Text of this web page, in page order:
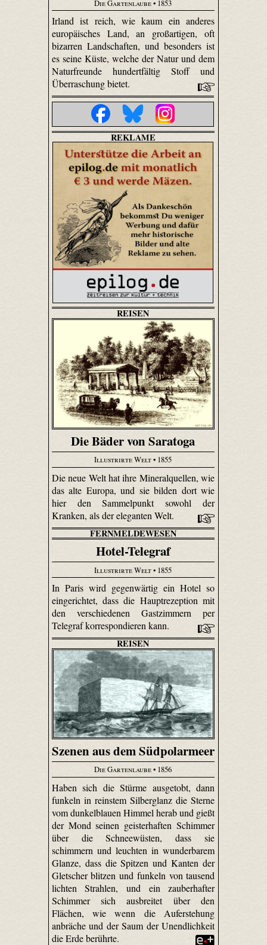
Die Gartenlaube• 1853
Irland ist reich, wie kaum ein anderes
europäisches Land, an großartigen, oft
bizarren Landschaften, und besonders ist
es seine Küste, welche der Natur und dem
Naturfreunde hundertfältig Stoff und
Überraschung bietet.
REKLAME
REISEN
Die Bäder von Saratoga
Illustrirte Welt• 1855
Die neue Welt hat ihre Mineralquellen, wie
das alte Europa, und sie bilden dort wie
hier den Sammelpunkt sowohl der
Kranken, als der eleganten Welt.
FERNMELDEWESEN
Hotel-Telegraf
Illustrirte Welt• 1855
In Paris wird gegenwärtig ein Hotel so
eingerichtet, dass die Hauptrezeption mit
den verschiedenen Gastzimmern per
Telegraf korrespondieren kann.
REISEN
Szenen aus dem Südpolarmeer
Die Gartenlaube• 1856
Haben sich die Stürme ausgetobt, dann
funkeln in reinstem Silberglanz die Sterne
vom dunkelblauen Himmel herab und gießt
der Mond seinen geisterhaften Schimmer
über die Schneewüsten, dass sie
schimmern und leuchten in wunderbarem
Glanze, dass die Spitzen und Kanten der
Gletscher blitzen und funkeln von tausend
lichten Strahlen, und ein zauberhafter
Schimmer sich ausbreitet über den
Flächen, wie wenn die Auferstehung
anbräche und der Saum der Unendlichkeit
die Erde berührte.